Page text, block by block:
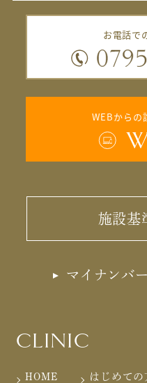
お電話で
WEBからの
施設基
マイナンバ
CLINIC
HOME はじめての